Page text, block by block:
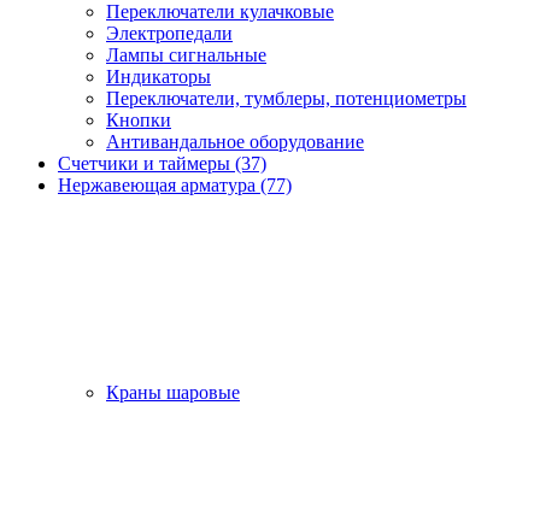
Переключатели кулачковые
Электропедали
Лампы сигнальные
Индикаторы
Переключатели, тумблеры, потенциометры
Кнопки
Антивандальное оборудование
Счетчики и таймеры (37)
Нержавеющая арматура (77)
Краны шаровые